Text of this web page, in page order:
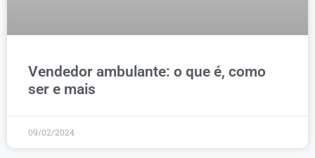
Vendedor ambulante: o que é, como
ser e mais
09/02/2024